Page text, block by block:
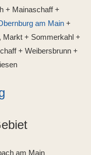
+ Mainaschaff +
am Main+
Markt + Sommerkahl +
+ Weibersbrunn +
am Main